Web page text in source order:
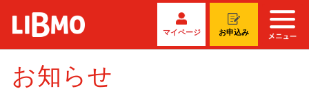
マイページ お申込み
お知らせ